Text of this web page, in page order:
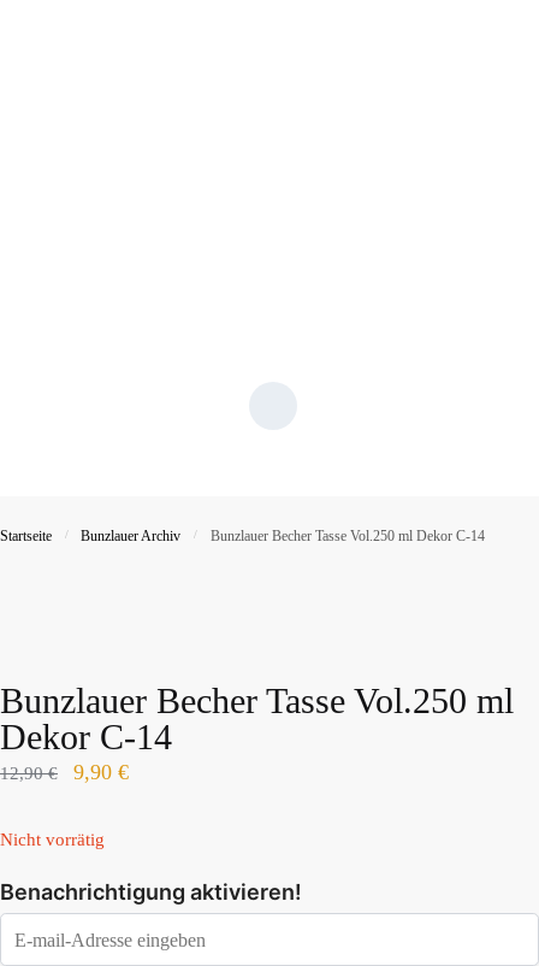
Startseite / Bunzlauer Archiv / Bunzlauer Becher Tasse Vol.250 ml Dekor C-14
Bunzlauer Becher Tasse Vol.250 ml
Dekor C-14
12,90€ 9,90 €
Nicht vorrätig
Benachrichtigung aktivieren!